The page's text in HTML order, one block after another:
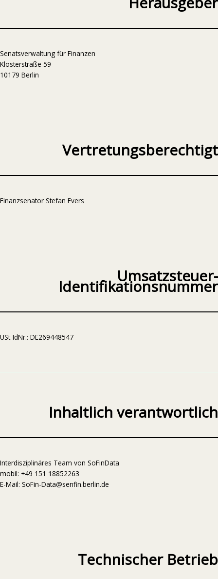
Senatsverwaltung für Finanzen
Klosterstraße 59
10179 Berlin
Vertretungsberechtigt
Finanzsenator Stefan Evers
Umsatzsteuer-
Identifikationsnummer
USt-IdNr.: DE269448547
Inhaltlich verantwortlich
Interdisziplinäres Team von SoFinData
mobil: +49 151 18852263
E-Mail: SoFin-Data@senfin.berlin.de
Technischer Betrieb